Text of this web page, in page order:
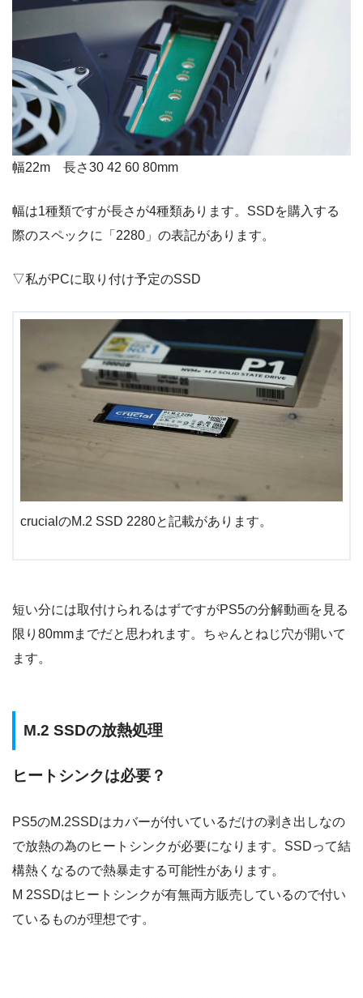
幅22m 長さ30 42 60 80mm
幅は1種類ですが長さが4種類あります。SSDを購入する
際のスペックに「2280」の表記があります。
▽私がPCに取り付け予定のSSD
crucialのM.2 SSD 2280と記載があります。
短い分には取付けられるはずですがPS5の分解動画を見る
限り 80mmまでだと思われます。ちゃんとねじ穴が開いて
ます。
M.2 SSDの放熱処理
ヒートシンクは必要？
PS5のM.2SSDはカバーが付いているだけの剥き出しなの
で放熱の為のヒートシンクが必要になります。SSDって結
構熱くなるので熱暴走する可能性があります。
M 2SSDはヒートシンクが有無両方販売しているので付い
ているものが理想です。